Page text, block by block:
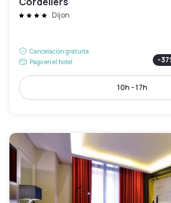
Dijon
Cancelación gratuita
Pago en el hotel
-37
10h - 17h